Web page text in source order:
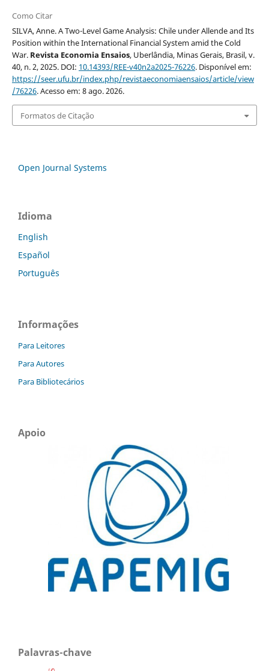
Como Citar
SILVA, Anne. A Two-Level Game Analysis: Chile under Allende and Its
Position within the International Financial System amid the Cold
War. Revista Economia Ensaios, Uberlândia, Minas Gerais, Brasil, v.
40, n. 2, 2025. DOI: 10.14393/REE-v40n2a2025-76226. Disponível em:
https://seer.ufu.br/index.php/revistaeconomiaensaios/article/view
/76226. Acesso em: 8 ago. 2026.
Formatos de Citação
Open Journal Systems
Idioma
English
Español
Português
Informações
Para Leitores
Para Autores
Para Bibliotecários
Apoio
Palavras-chave